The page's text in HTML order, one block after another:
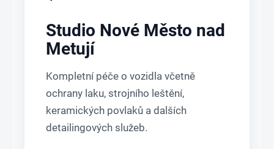
Studio Nové Město nad
Metují
Kompletní péče o vozidla včetně
ochrany laku, strojního leštění,
keramických povlaků a dalších
detailingových služeb.